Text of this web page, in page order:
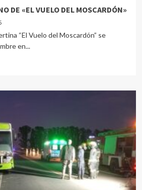
DE «EL VUELO DEL MOSCARDÓN»
“El Vuelo del Moscardón” se
en...